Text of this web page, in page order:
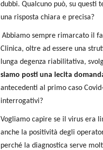
dubbi. Qualcuno può, su questi
una risposta chiara e precisa?
Abbiamo sempre rimarcato il
Clinica, oltre ad essere una
lunga degenza riabilitativa,
siamo posti una lecita
antecedenti al primo caso
interrogativi?
Vogliamo capire se il virus era
anche la positività degli
perché la diagnostica serve